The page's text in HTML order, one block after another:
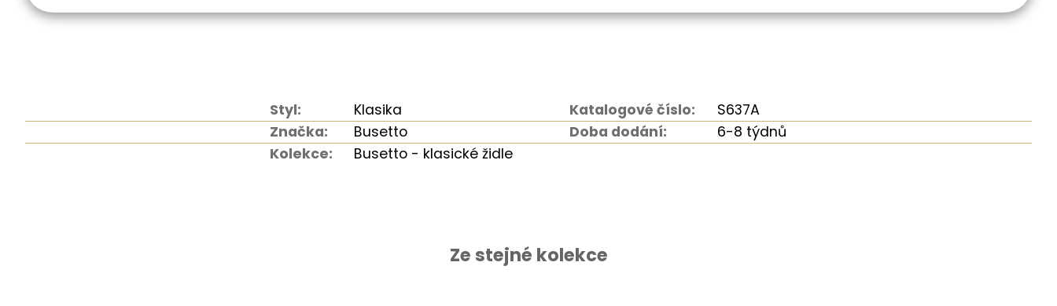
Styl: Klasika Katalogové číslo:
S637A
Značka:
Busetto Doba dodání:
6-8 týdnů
Kolekce:
Busetto - klasické židle
Ze stejné kolekce